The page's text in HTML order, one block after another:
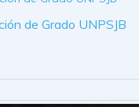
de Grado UNPSJB